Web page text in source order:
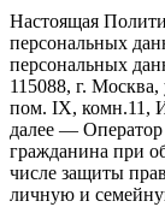
Настоящая
персональных
персональных
115088, г.
пом. IX, комн.11,
далее — Оператор
гражданина при
числе защиты
личную и